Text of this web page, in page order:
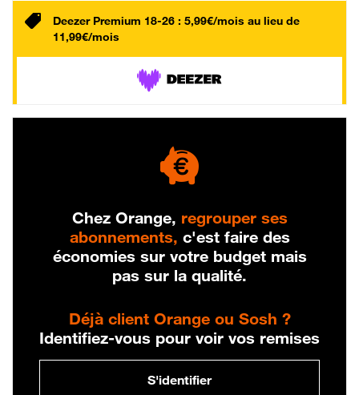
Deezer Premium 18-26 : 5,99€/mois au lieu de
11,99€/mois
Chez Orange, regrouper ses
abonnements, c'est faire des
économies sur votre budget mais
pas sur la qualité.
Déjà client Orange ou Sosh ?
Identifiez-vous pour voir vos remises
S'identifier